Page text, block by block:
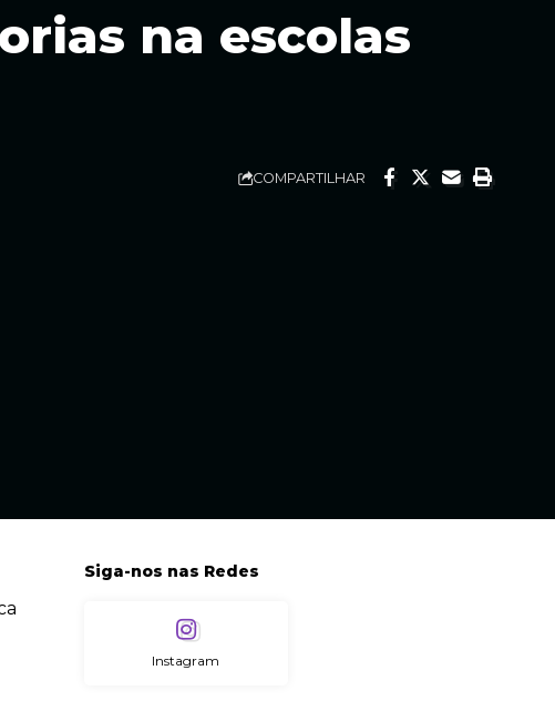
na escolas
COMPARTILHAR
Siga-nos nas Redes
Instagram